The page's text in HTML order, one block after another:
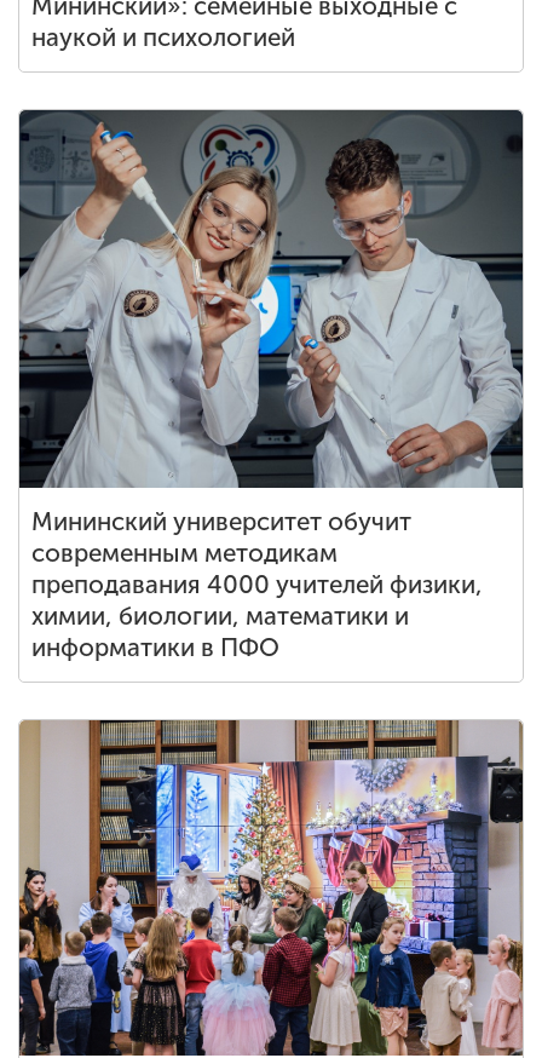
Мининский»: семейные выходные с
наукой и психологией
Мининский университет обучит
современным методикам
преподавания 4000 учителей физики,
химии, биологии, математики и
информатики в ПФО